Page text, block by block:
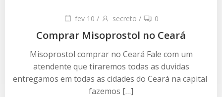
fev 10 / secreto / 0
Comprar Misoprostol no Ceará
Misoprostol comprar no Ceará Fale com um
atendente que tiraremos todas as duvidas
entregamos em todas as cidades do Ceará na capital
fazemos […]